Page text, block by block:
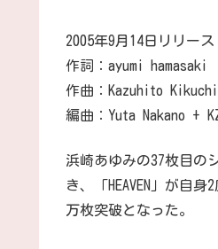
2005年9月14日リリース
作詞：ayumi hamasaki
作曲：Kazuhito Kikuchi
編曲：Yuta Nakano +
浜崎あゆみの37枚目の
き、「HEAVEN」が自
万枚突破となった。